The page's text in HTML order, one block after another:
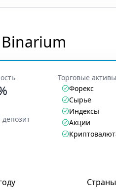
Торговые активы
Форекс
Сырье
Индексы
Акции